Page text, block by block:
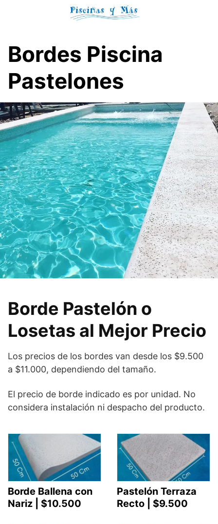
Bordes Piscina
Pastelones
Borde Pastelón o
Losetas al Mejor Precio
Los precios de los bordes van desde los $9.500
a $11.000, dependiendo del tamaño.
El precio de borde indicado es por unidad. No
considera instalación ni despacho del producto.
Borde Ballena con
Nariz | $10.500
Pastelón Terraza
Recto | $9.500